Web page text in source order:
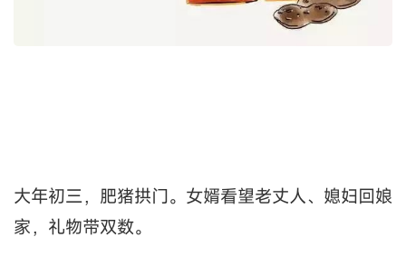
大年初三，肥猪拱门。女婿看望老丈人、媳妇回娘
家，礼物带双数。